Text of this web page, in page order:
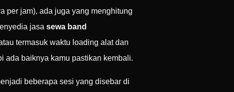
per jam), ada juga yang menghitung
jasa sewa band
termasuk waktu loading alat dan
ada baiknya kamu pastikan kembali.
beberapa sesi yang disebar di